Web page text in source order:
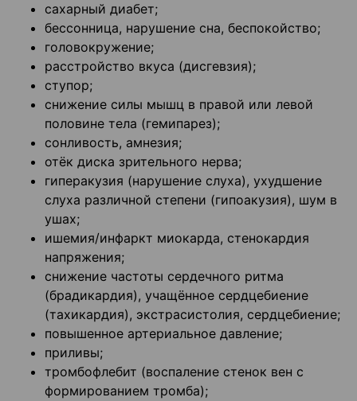
сахарный диабет;
бессонница, нарушение сна, беспокойство;
головокружение;
расстройство вкуса (дисгевзия);
ступор;
снижение силы мышц в правой или левой
половине тела (гемипарез);
сонливость, амнезия;
отёк диска зрительного нерва;
гиперакузия (нарушение слуха), ухудшение
слуха различной степени (гипоакузия), шум в
ушах;
ишемия/инфаркт миокарда, стенокардия
напряжения;
снижение частоты сердечного ритма
(брадикардия), учащённое сердцебиение
(тахикардия), экстрасистолия, сердцебиение;
повышенное артериальное давление;
приливы;
тромбофлебит (воспаление стенок вен с
формированием тромба);